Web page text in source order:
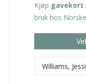
Kjøp gavekort
bruk hos